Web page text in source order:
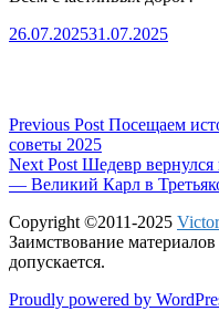
26.07.202531.07.2025
Навигация
по
записям
Previous PostПосещаем
советы 2025
Next PostШедевр вернулся
— Великий Карл в
Copyright ©2011-2025
Заимствование
допускается.
Proudly powered by